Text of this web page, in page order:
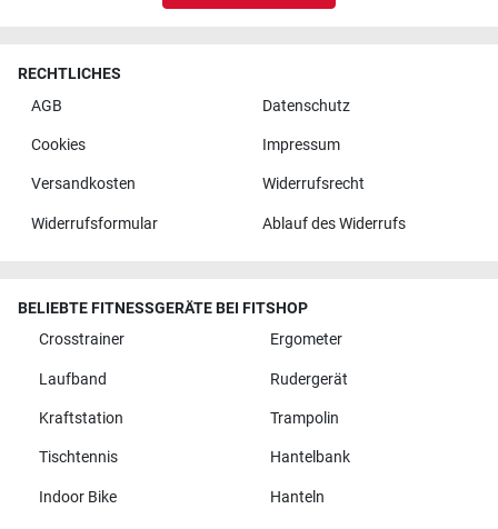
RECHTLICHES
AGB
Datenschutz
Cookies Impressum
Versandkosten Widerrufsrecht
Widerrufsformular Ablauf des Widerrufs
BELIEBTE FITNESSGERÄTE BEI FITSHOP
Crosstrainer
Ergometer
Laufband Rudergerät
Kraftstation Trampolin
Tischtennis Hantelbank
Indoor Bike Hanteln